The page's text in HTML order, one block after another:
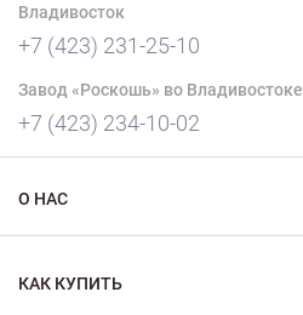
Владивосток
+7 (423) 231-25-10
Завод «Роскошь» во Владивостоке
+7 (423) 234-10-02
О НАС
КАК КУПИТЬ